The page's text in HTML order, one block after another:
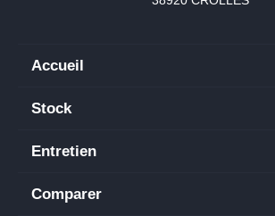
Accueil
Stock
Entretien
Comparer